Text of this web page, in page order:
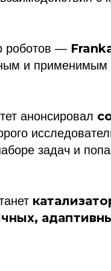
роботов —
и применимым
анонсировал
задач и